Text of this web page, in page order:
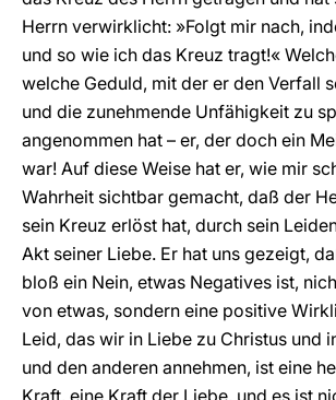
Herrn verwirklicht: »Folgt mir nach,
und so wie ich das Kreuz tragt!«
welche Geduld, mit der er den Verfall
und die zunehmende Unfähigkeit zu
angenommen hat – er, der doch ein
war! Auf diese Weise hat er, wie mir
Wahrheit sichtbar gemacht, daß der
sein Kreuz erlöst hat, durch sein
Akt seiner Liebe. Er hat uns gezeigt,
bloß ein Nein, etwas Negatives ist,
von etwas, sondern eine positive
Leid, das wir in Liebe zu Christus und
und den anderen annehmen, ist eine
Kraft, eine Kraft der Liebe, und es ist